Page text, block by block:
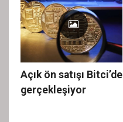
Açık ön satışı Bitci’de
gerçekleşiyor